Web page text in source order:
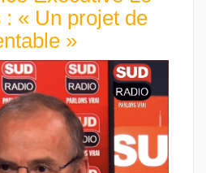
« Un projet de
»